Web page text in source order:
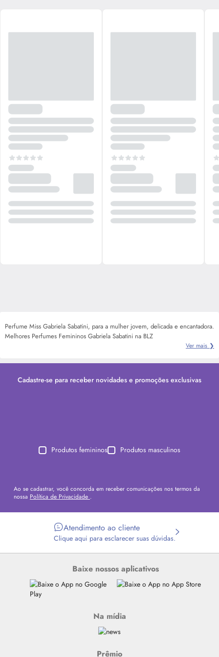
Perfume Miss Gabriela Sabatini, para a mulher jovem, delicada e encantadora.
Melhores Perfumes Femininos Gabriela Sabatini na BLZ
Ver mais ❯
Cadastre-se para receber novidades e promoções exclusivas
Produtos femininos Produtos masculinos
Ao se cadastrar, você concorda em receber comunicações nos termos da
nossa Política de Privacidade .
Atendimento ao cliente
Clique aqui para esclarecer suas dúvidas.
Baixe nossos aplicativos
Na mídia
Prêmio